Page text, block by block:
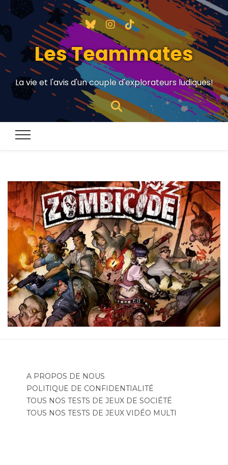
Les Teammates
La vie et l'avis d'un couple d'explorateurs ludiques!
A PROPOS DE NOUS
POLITIQUE DE CONFIDENTIALITÉ
TOUS NOS TESTS DE JEUX DE SOCIÉTÉ
TOUS NOS TESTS DE JEUX VIDÉO MULTI